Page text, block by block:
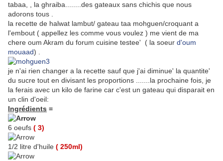
tabaa, , la ghraiba........des gateaux sans chichis que nous
adorons tous .
la recette de halwat lambut/ gateau taa mohguen/croquant a
l'embout ( appellez les comme vous voulez ) me vient de ma
chere oum Akram du forum cuisine testee' ( la soeur d'oum
mouaad) .
je n'ai rien changer a la recette sauf que j'ai diminue' la quantite'
du sucre tout en divisant les proportions .......la prochaine fois, je
la ferais avec un kilo de farine car c'est un gateau qui disparait en
un clin d'oeil:
Ingrédients =
6 oeufs ( 3)
1/2 litre d'huile ( 250ml)